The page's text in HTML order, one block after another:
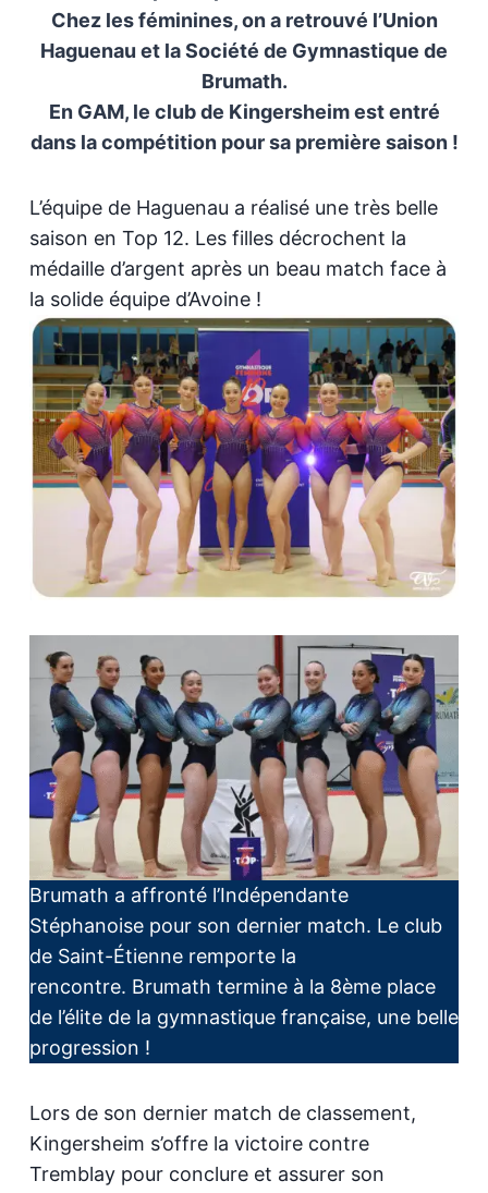
Chez les féminines, on a retrouvé l’Union
Haguenau et la Société de Gymnastique de
Brumath.
En GAM, le club de Kingersheim est entré
dans la compétition pour sa première saison !
L’équipe de Haguenau a réalisé une très belle
saison en Top 12. Les filles décrochent la
médaille d’argent après un beau match face à
la solide équipe d’Avoine !
Brumath a affronté l’Indépendante
Stéphanoise pour son dernier match. Le club
de Saint-Étienne remporte la
rencontre. Brumath termine à la 8ème place
de l’élite de la gymnastique française, une belle
progression !
Lors de son dernier match de classement,
Kingersheim s’offre la victoire contre
Tremblay pour conclure et assurer son